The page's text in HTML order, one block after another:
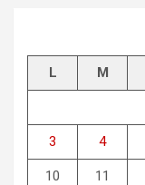
L M
3 4
10 11